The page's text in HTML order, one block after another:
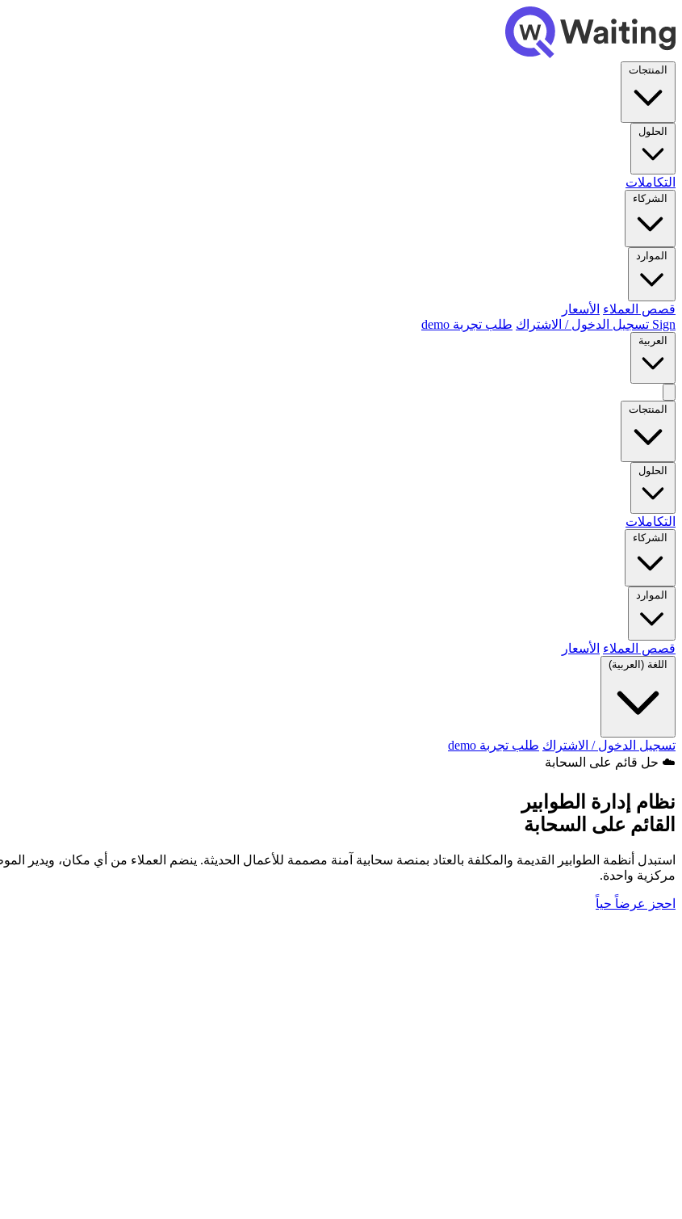
المنتجات
الحلول
التكاملات
الشركاء
الموارد
قصص العملاء الأسعار
Sign تسجيل الدخول / الاشتراك
طلب تجربة demo
العربية
المنتجات
الحلول
التكاملات
الشركاء
الموارد
قصص العملاء الأسعار
اللغة (العربية)
تسجيل الدخول / الاشتراك طلب تجربة demo
☁️ حل قائم على السحابة
نظام إدارة الطوابير
القائم على السحابة
استبدل أنظمة الطوابير القديمة والمكلفة بالعتاد بمنصة سحابية آمنة مصممة للأعمال الحديثة. ينضم العملاء من أي مكان،
مركزية واحدة.
احجز عرضاً حياً